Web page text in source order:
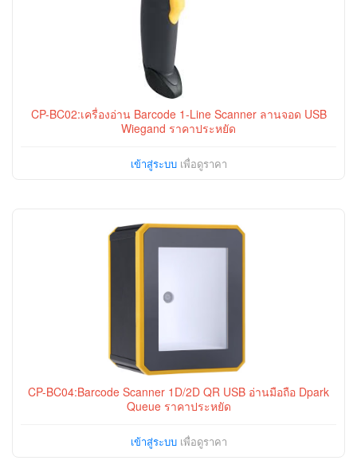
CP-BC02:เครื่องอ่าน Barcode 1-Line Scanner ลานจอด USB
Wiegand ราคาประหยัด
เข้าสู่ระบบเพื่อดูราคา
CP-BC04:Barcode Scanner 1D/2D QR USB อ่านมือถือ Dpark
Queue ราคาประหยัด
เข้าสู่ระบบเพื่อดูราคา